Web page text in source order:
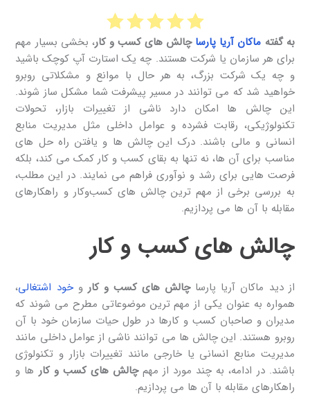
به گفته ماکان آریا پارسا چالش های کسب و کار، بخشی بسیار مهم
برای هر سازمان یا شرکت هستند. چه یک استارت ‌آپ کوچک باشید
و چه یک شرکت بزرگ، به هر حال با موانع و مشکلاتی روبرو
خواهید شد که می‌ توانند در مسیر پیشرفت شما مشکل ساز شوند.
این چالش‌ ها امکان دارد ناشی از تغییرات بازار، تحولات
تکنولوژیکی، رقابت فشرده و عوامل داخلی مثل مدیریت منابع
انسانی و مالی باشند. درک این چالش ‌ها و یافتن راه‌ حل ‌های
مناسب برای آن ها، نه تنها به بقای کسب ‌و کار کمک می ‌کند، بلکه
فرصت ‌هایی برای رشد و نوآوری فراهم می نمایند. در این مطلب،
به بررسی برخی از مهم ‌ترین چالش ‌های کسب‌وکار و راهکارهای
مقابله با آن ها می ‌پردازیم.
چالش های کسب و کار
از دید ماکان آریا پارساچالش های کسب و کاروخود اشتغالی،
همواره به عنوان یکی از مهم‌ ترین موضوعاتی مطرح می ‌شوند که
مدیران و صاحبان کسب ‌و کارها در طول حیات سازمان خود با آن
روبرو هستند. این چالش ‌ها می ‌توانند ناشی از عوامل داخلی مانند
مدیریت منابع انسانی یا خارجی مانند تغییرات بازار و تکنولوژی
باشند. در ادامه، به چند مورد از مهم‌چالش های کسب و کارها و
راهکارهای مقابله با آن ها می ‌پردازیم.